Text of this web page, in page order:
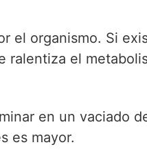
el organismo. Si
ralentiza el
en un vaciado
es mayor.